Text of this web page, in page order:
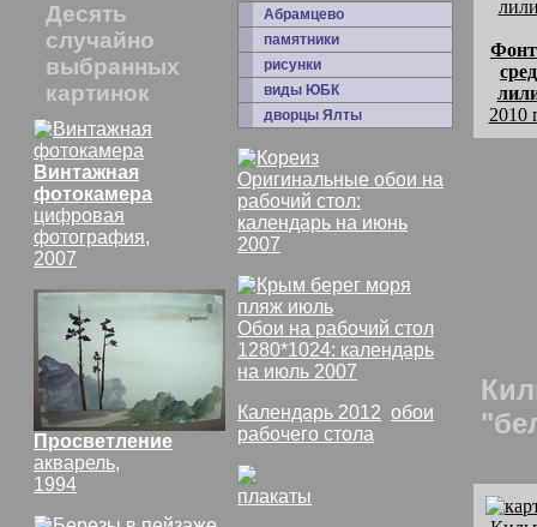
Десять
случайно
выбранных
картинок
Винтажная
фотокамера
цифровая
фотография,
2007
Просветление
акварель,
1994
Абрамцево
памятники
рисунки
виды ЮБК
дворцы Ялты
Оригинальные обои на
рабочий стол:
календарь на июнь
2007
Обои на рабочий стол
1280*1024: календарь
на июль 2007
Календарь 2012 обои
рабочего стола
плакаты
2010